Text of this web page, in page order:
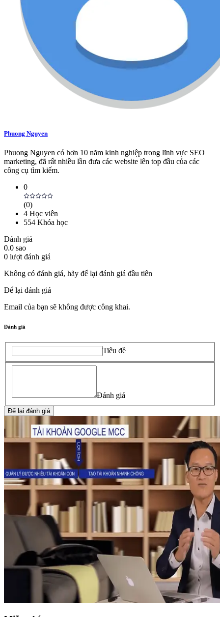
Phuong Nguyen
Phuong Nguyen có hơn 10 năm kinh nghiệp trong lĩnh vực SEO
marketing, đã rất nhiều lần đưa các website lên top đầu của các
công cụ tìm kiếm.
0
(0)
4 Học viên
554 Khóa học
Đánh giá
0.0 sao
0 lượt đánh giá
Không có đánh giá, hãy để lại đánh giá đầu tiên
Để lại đánh giá
Email của bạn sẽ không được công khai.
Đánh giá
Tiêu đề
Đánh giá
Để lại đánh giá